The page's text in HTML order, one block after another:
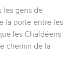
les gens de
la porte entre les
les Chaldéens
chemin de la